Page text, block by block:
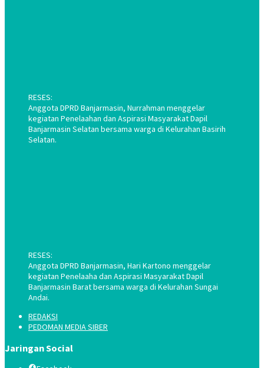
RESES:
Anggota DPRD Banjarmasin, Nurrahman menggelar
kegiatan Penelaahan dan Aspirasi Masyarakat Dapil
Banjarmasin Selatan bersama warga di Kelurahan Basirih
Selatan.
RESES:
Anggota DPRD Banjarmasin, Hari Kartono menggelar
kegiatan Penelaaha dan Aspirasi Masyarakat Dapil
Banjarmasin Barat bersama warga di Kelurahan Sungai
Andai.
REDAKSI
PEDOMAN MEDIA SIBER
Jaringan Social